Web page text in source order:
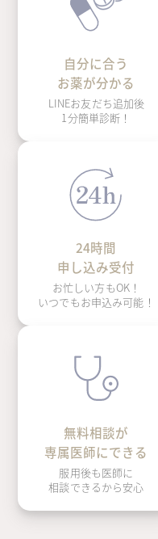
自分に合う
お薬が分かる
LINEお友だち追加後
1分簡単診断！
24時間
申し込み受付
お忙しい方もOK！
いつでもお申込み可能！
無料相談が
専属医師にできる
服用後も医師に
相談できるから安心